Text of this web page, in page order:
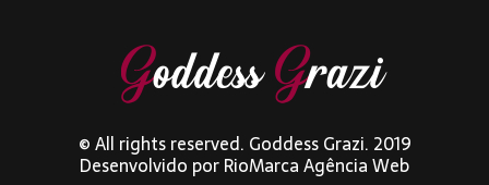
© All rights reserved. Goddess Grazi. 2019
Desenvolvido porRioMarca Agência Web